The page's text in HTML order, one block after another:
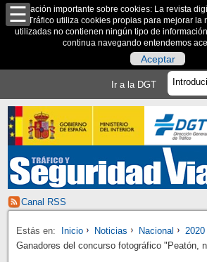
Información importante sobre cookies: La revista
de Tráfico utiliza cookies propias para mejorar la
utilizadas no contienen ningún tipo de
continua navegando entendemos
Aceptar
Ir a la DGT
Canal RSS
Estás en: Inicio Noticias Nacional
2020
Ganadores del concurso fotográfico "Peatón,